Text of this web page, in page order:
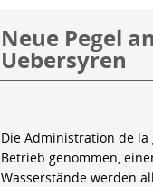
Neue Pegel
Uebersyren
Die Administration de la
Betrieb genommen,
Wasserstände werden